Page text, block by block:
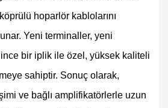
hoparlör kablolarını
Yeni terminaller, yeni
bir iplik ile özel, yüksek kaliteli
sahiptir. Sonuç olarak,
ve bağlı amplifikatörlerle uzun